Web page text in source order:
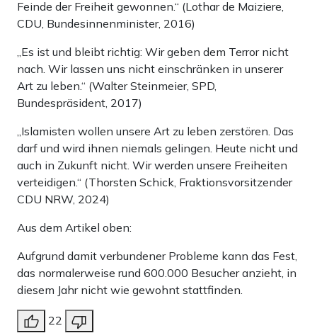
Feinde der Freiheit gewonnen.“ (Lothar de Maiziere,
CDU, Bundesinnenminister, 2016)
„Es ist und bleibt richtig: Wir geben dem Terror nicht
nach. Wir lassen uns nicht einschränken in unserer
Art zu leben.“ (Walter Steinmeier, SPD,
Bundespräsident, 2017)
„Islamisten wollen unsere Art zu leben zerstören. Das
darf und wird ihnen niemals gelingen. Heute nicht und
auch in Zukunft nicht. Wir werden unsere Freiheiten
verteidigen.“ (Thorsten Schick, Fraktionsvorsitzender
CDU NRW, 2024)
Aus dem Artikel oben:
Aufgrund damit verbundener Probleme kann das Fest,
das normalerweise rund 600.000 Besucher anzieht, in
diesem Jahr nicht wie gewohnt stattfinden.
22